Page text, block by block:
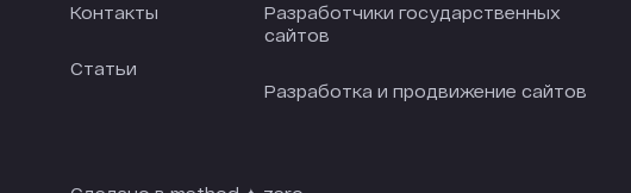
Контакты
Статьи
Разработчики государственных
сайтов
Разработка и продвижение сайтов